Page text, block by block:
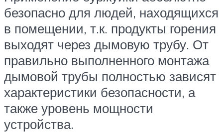
безопасно для людей, находящихся
в помещении, т.к. продукты горения
выходят через дымовую трубу. От
правильно выполненного монтажа
дымовой трубы полностью зависят
характеристики безопасности, а
также уровень мощности
устройства.